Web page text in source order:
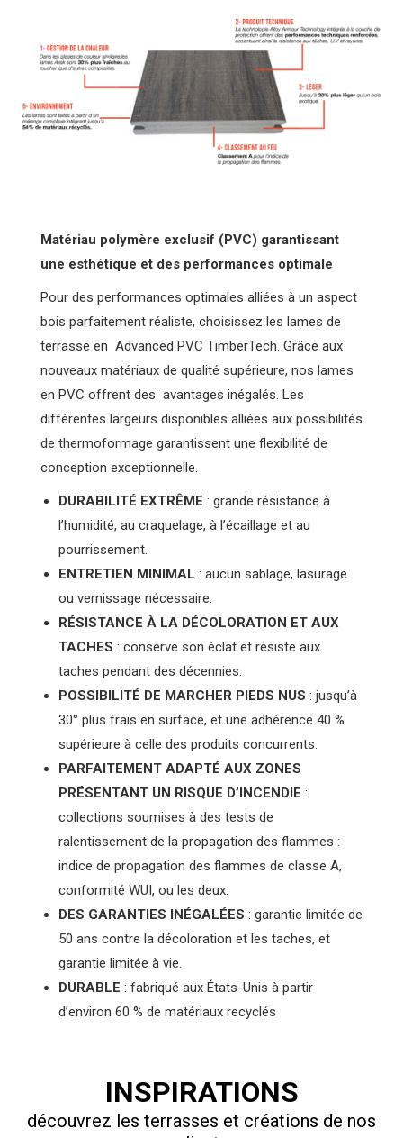
Matériau polymère exclusif (PVC) garantissant
une esthétique et des performances optimale
Pour des performances optimales alliées à un aspect
bois parfaitement réaliste, choisissez les lames de
terrasse en Advanced PVC TimberTech. Grâce aux
nouveaux matériaux de qualité supérieure, nos lames
en PVC offrent des avantages inégalés. Les
différentes largeurs disponibles alliées aux possibilités
de thermoformage garantissent une flexibilité de
conception exceptionnelle.
DURABILITÉ EXTRÊME : grande résistance à
l’humidité, au craquelage, à l’écaillage et au
pourrissement.
ENTRETIEN MINIMAL : aucun sablage, lasurage
ou vernissage nécessaire.
RÉSISTANCE À LA DÉCOLORATION ET AUX
TACHES : conserve son éclat et résiste aux
taches pendant des décennies.
POSSIBILITÉ DE MARCHER PIEDS NUS : jusqu’à
30° plus frais en surface, et une adhérence 40 %
supérieure à celle des produits concurrents.
PARFAITEMENT ADAPTÉ AUX ZONES
PRÉSENTANT UN RISQUE D’INCENDIE :
collections soumises à des tests de
ralentissement de la propagation des flammes :
indice de propagation des flammes de classe A,
conformité WUI, ou les deux.
DES GARANTIES INÉGALÉES : garantie limitée de
50 ans contre la décoloration et les taches, et
garantie limitée à vie.
DURABLE : fabriqué aux États-Unis à partir
d’environ 60 % de matériaux recyclés
INSPIRATIONS
découvrez les terrasses et créations de nos